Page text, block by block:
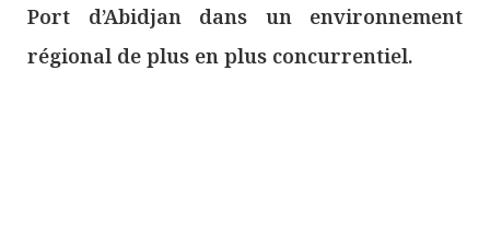
Port d’Abidjan dans un environnement
régional de plus en plus concurrentiel.